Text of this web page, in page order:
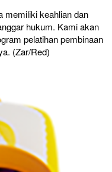
memiliki keahlian dan
hukum. Kami akan
pelatihan pembinaan
(Zar/Red)